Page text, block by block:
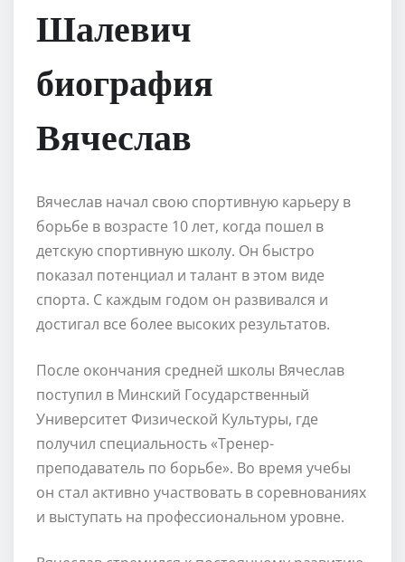
Шалевич
биография
Вячеслав
Вячеслав начал свою спортивную карьеру в
борьбе в возрасте 10 лет, когда пошел в
детскую спортивную школу. Он быстро
показал потенциал и талант в этом виде
спорта. С каждым годом он развивался и
достигал все более высоких результатов.
После окончания средней школы Вячеслав
поступил в Минский Государственный
Университет Физической Культуры, где
получил специальность «Тренер-
преподаватель по борьбе». Во время учебы
он стал активно участвовать в соревнованиях
и выступать на профессиональном уровне.